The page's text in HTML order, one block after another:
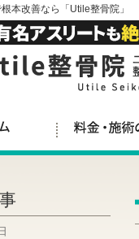
本改善なら「Utile整骨院」